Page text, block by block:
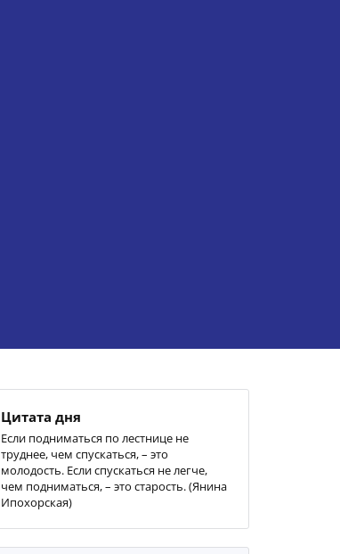
Цитата дня
Если подниматься по лестнице не
труднее, чем спускаться, – это
молодость. Если спускаться не легче,
чем подниматься, – это старость. (Янина
Ипохорская)